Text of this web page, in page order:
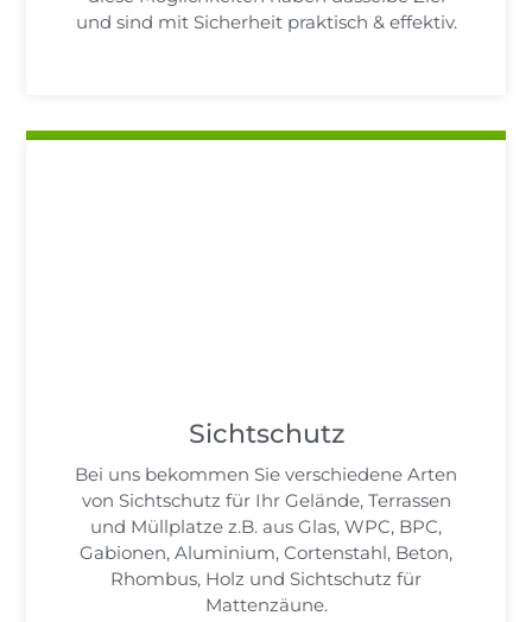
und sind mit Sicherheit praktisch & effektiv.
Sichtschutz
Bei uns bekommen Sie verschiedene Arten
von Sichtschutz für Ihr Gelände, Terrassen
und Müllplatze z.B. aus Glas, WPC, BPC,
Gabionen, Aluminium, Cortenstahl, Beton,
Rhombus, Holz und Sichtschutz für
Mattenzäune.